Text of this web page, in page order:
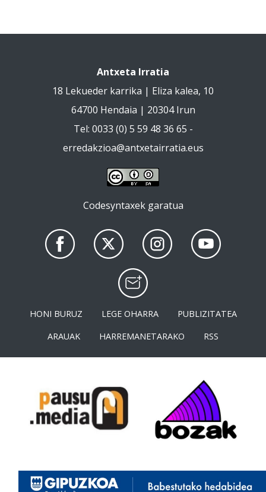
Antxeta Irratia
18 Lekueder karrika | Eliza kalea, 10
64700 Hendaia | 20304 Irun
Tel: 0033 (0) 5 59 48 36 65 -
erredakzioa@antxetairratia.eus
Codesyntaxek garatua
HONI BURUZ LEGE OHARRA
PUBLIZITATEA
ARAUAK
HARREMANETARAKO RSS